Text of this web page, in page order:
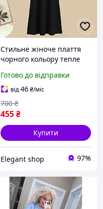
Стильне жіноче плаття
чорного кольору тепле
(тільки плаття без светра)
С-М
Готово до відправки
від46₴/міс
455₴
700 ₴
Купити
Elegant shop 97%